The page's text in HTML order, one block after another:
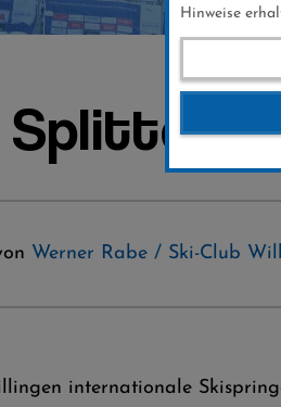
Werner Rabe / Ski-Club
internationale
Hinweise